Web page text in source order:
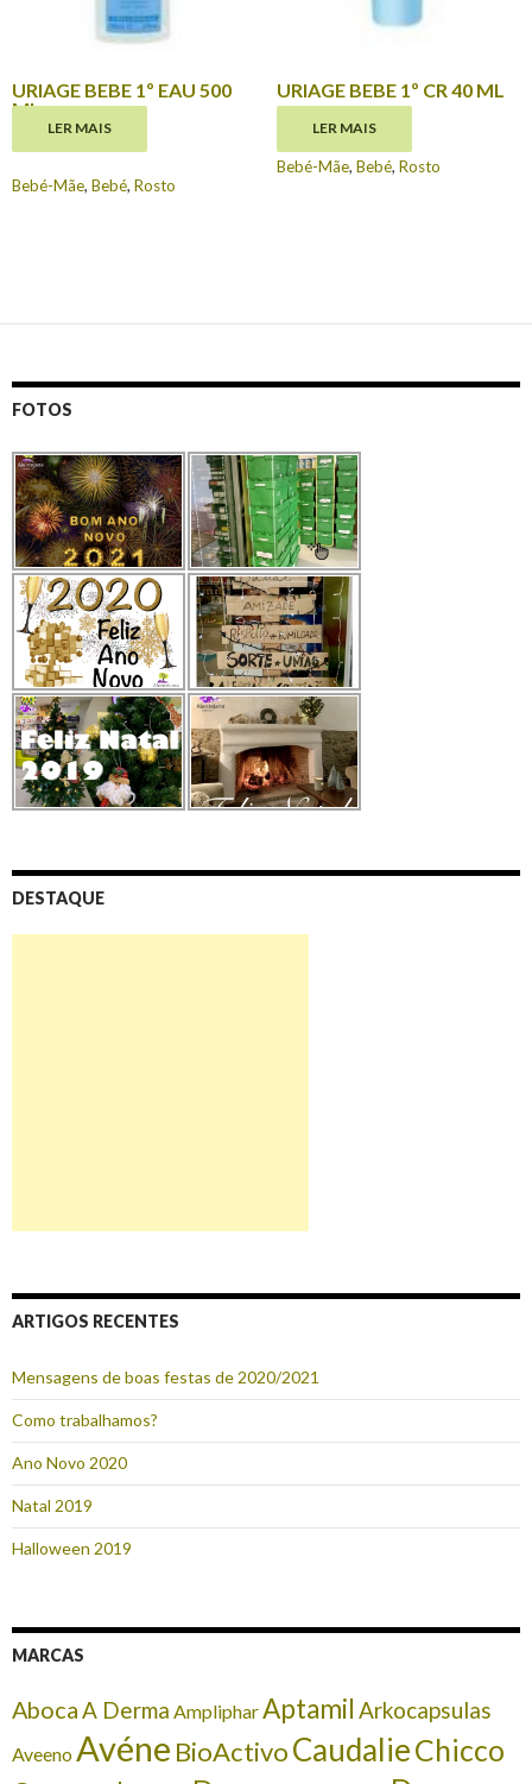
URIAGE BEBE 1º EAU 500
ML
16.10
LER MAIS
Bebé-Mãe, Bebé, Rosto
URIAGE BEBE 1º CR 40 ML
9.00LER MAIS
Bebé-Mãe, Bebé, Rosto
FOTOS
DESTAQUE
ARTIGOS RECENTES
Mensagens de boas festas de 2020/2021
Como trabalhamos?
Ano Novo 2020
Natal 2019
Halloween 2019
MARCAS
AbocaA Derma AmplipharAptamil Arkocapsulas
AveenoAvéne BioActivoCaudalieChicco